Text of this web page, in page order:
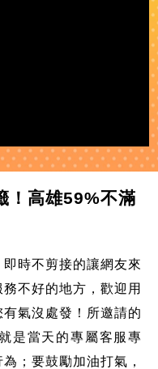
！高雄59%不滿
時不剪接的讓網友來
不好的地方，歡迎用
氣沒處發！所邀請的
是當天的專屬客服專
；要鼓勵加油打氣，